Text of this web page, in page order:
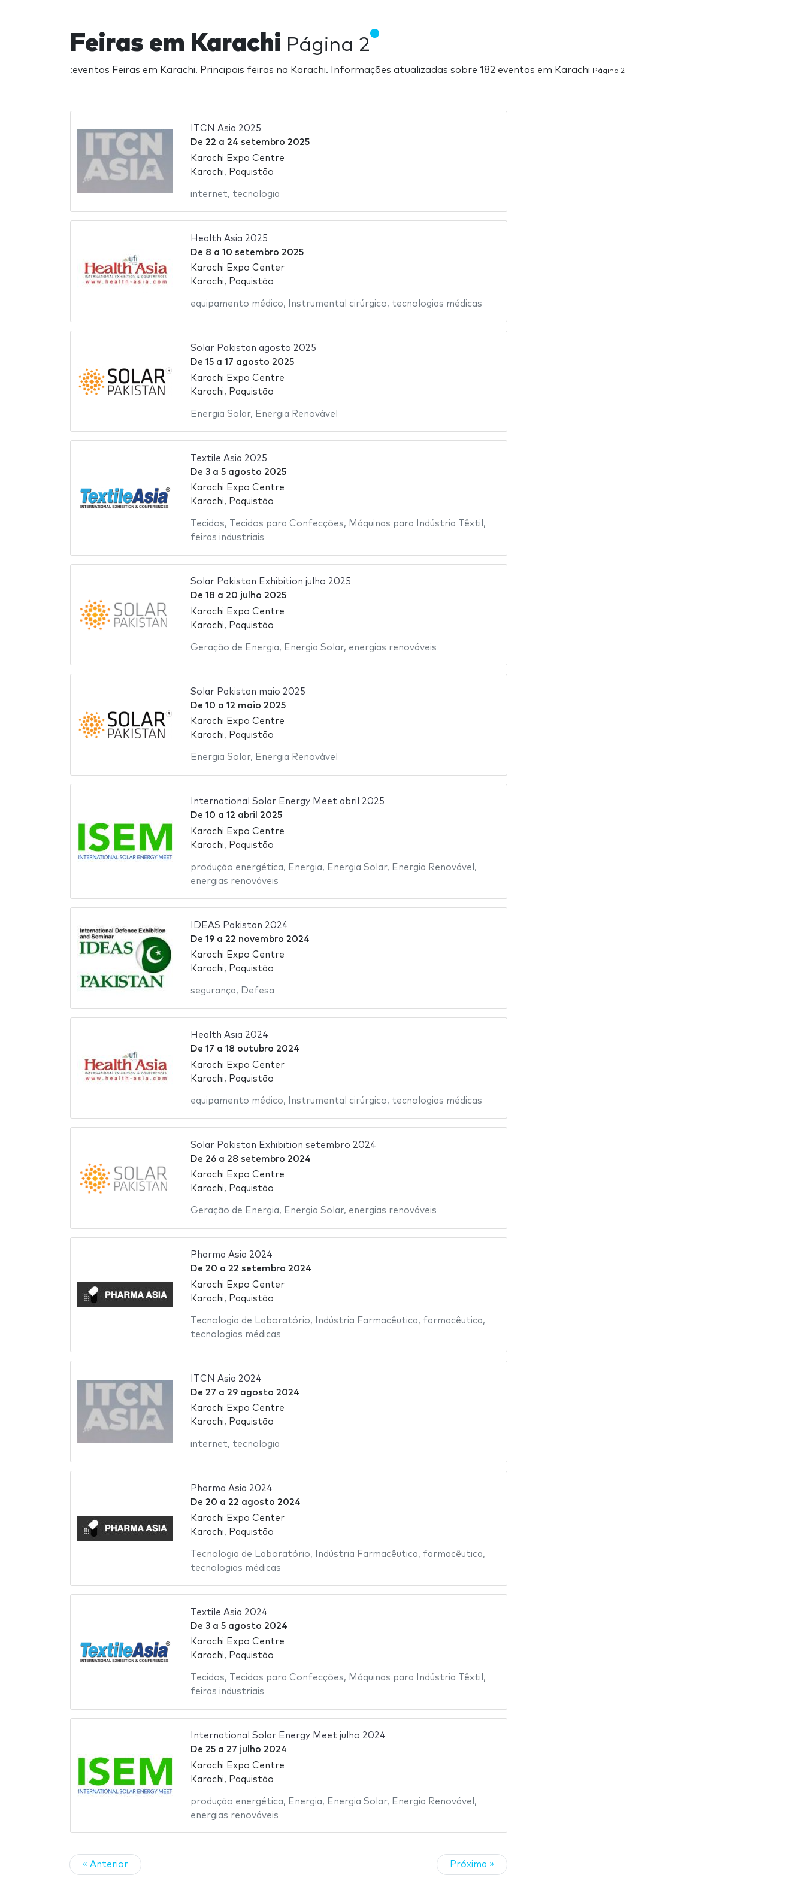
Feiras em Karachi Página 2
:eventos Feiras em Karachi. Principais feiras na Karachi. Informações atualizadas sobre 182 eventos em Karachi Página 2
ITCN Asia 2025
De 22 a 24 setembro 2025
Karachi Expo Centre
Karachi, Paquistão
internet, tecnologia
Health Asia 2025
De 8 a 10 setembro 2025
Karachi Expo Center
Karachi, Paquistão
equipamento médico, Instrumental cirúrgico, tecnologias médicas
Solar Pakistan agosto 2025
De 15a 17 agosto 2025
Karachi Expo Centre
Karachi, Paquistão
Energia Solar, Energia Renovável
Textile Asia 2025
De 3a 5 agosto 2025
Karachi Expo Centre
Karachi, Paquistão
Tecidos, Tecidos para Confecções, Máquinas para Indústria Têxtil ,
feiras industriais
Solar Pakistan Exhibition julho 2025
De 18 a 20 julho 2025
Karachi Expo Centre
Karachi, Paquistão
Geração de Energia, Energia Solar, energias renováveis
Solar Pakistan maio 2025
De 10 a 12 maio 2025
Karachi Expo Centre
Karachi, Paquistão
Energia Solar, Energia Renovável
International Solar Energy Meet abril 2025
De 10 a 12 abril 2025
Karachi Expo Centre
Karachi, Paquistão
produção energética, Energia, Energia Solar, Energia Renovável ,
energias renováveis
IDEAS Pakistan 2024
De 19a 22 novembro 2024
Karachi Expo Centre
Karachi, Paquistão
segurança, Defesa
Health Asia 2024
De 17 a 18 outubro 2024
Karachi Expo Center
Karachi, Paquistão
equipamento médico, Instrumental cirúrgico, tecnologias médicas
Solar Pakistan Exhibition setembro 2024
De 26a 28 setembro 2024
Karachi Expo Centre
Karachi, Paquistão
Geração de Energia, Energia Solar, energias renováveis
Pharma Asia 2024
De 20 a 22 setembro 2024
Karachi Expo Center
Karachi, Paquistão
Tecnologia de Laboratório, Indústria Farmacêutica, farmacêutica,
tecnologias médicas
ITCN Asia 2024
De 27 a 29 agosto 2024
Karachi Expo Centre
Karachi, Paquistão
internet, tecnologia
Pharma Asia 2024
De 20 a 22 agosto 2024
Karachi Expo Center
Karachi, Paquistão
Tecnologia de Laboratório, Indústria Farmacêutica, farmacêutica,
tecnologias médicas
Textile Asia 2024
De 3a 5 agosto 2024
Karachi Expo Centre
Karachi, Paquistão
Tecidos, Tecidos para Confecções, Máquinas para Indústria Têxtil ,
feiras industriais
International Solar Energy Meet julho 2024
De 25a 27 julho 2024
Karachi Expo Centre
Karachi, Paquistão
produção energética, Energia, Energia Solar, Energia Renovável ,
energias renováveis
« Anterior Próxima »